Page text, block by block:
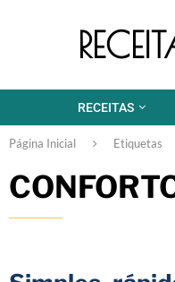
RECEITAS
Página Inicial Etiquetas